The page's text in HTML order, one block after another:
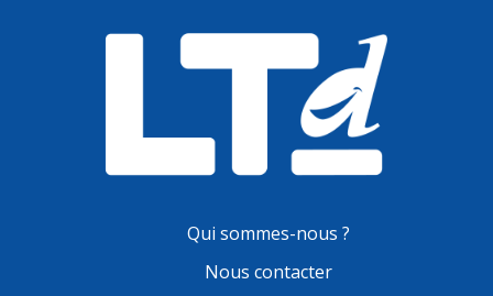
Qui sommes-nous ?
Nous contacter